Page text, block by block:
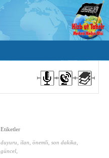
Etiketler
duyuru, ilan, önemli, son dakika,
güncel,